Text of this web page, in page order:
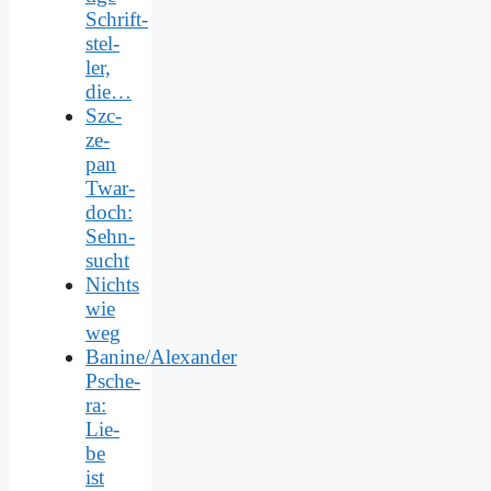
Schrift­
stel­
ler,
die…
Szc­
ze­
pan
Twar­
doch:
Sehn­
sucht
Nichts
wie
weg
Banine/Alexander
Psche­
ra:
Lie­
be
ist